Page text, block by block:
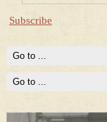
Subscribe
Prima mea carte
Averea
conturi secrete ale